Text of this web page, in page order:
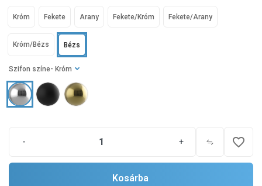
Szifon színe - Króm
Arany
Bézs
Króm Fekete
Króm/Bézs
Fekete/Arany
Fekete/Króm
- + favorite_border
Kosárba